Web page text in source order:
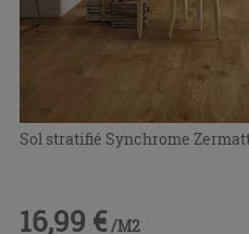
Sol stratifié Synchrome
16,99 € /M2